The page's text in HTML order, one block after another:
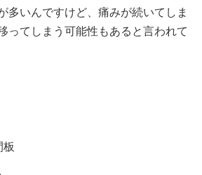
多いんですけど、痛みが続いてしま
ってしまう可能性もあると言われて
板